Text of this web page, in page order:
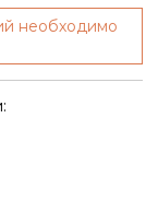
необходимо